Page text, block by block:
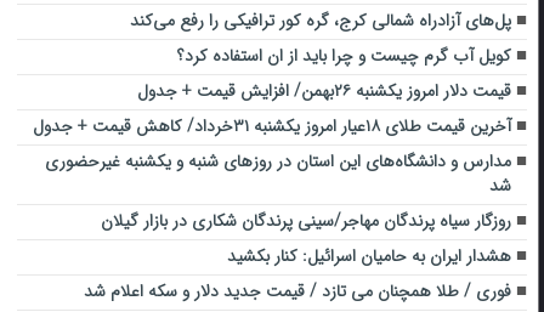
پل‌های آزادراه شمالی کرج، گره کور ترافیکی را رفع می‌کند
کویل آب گرم چیست و چرا باید از ان استفاده کرد؟
قیمت دلار امروز یکشنبه ۲۶بهمن/ افزایش قیمت + جدول
آخرین قیمت طلای ۱۸عیار امروز یکشنبه ۳۱خرداد/ کاهش قیمت + جدول
مدارس و دانشگاه‌های این استان‌ در روزهای شنبه و یکشنبه غیرحضوری
شد
روزگار سیاه پرندگان مهاجر/سینی‌ پرندگان شکاری در بازار گیلان
هشدار ایران به حامیان اسرائیل: کنار بکشید
فوری / طلا همچنان می تازد / قیمت جدید دلار و سکه اعلام شد